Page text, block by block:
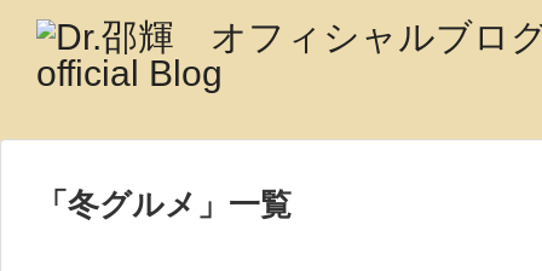
「 冬グルメ 」 一覧